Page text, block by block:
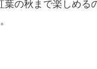
の秋まで楽しめる